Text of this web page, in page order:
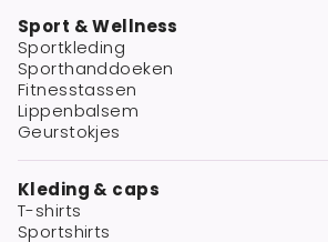
Sport & Wellness
Sportkleding
Sporthanddoeken
Fitnesstassen
Lippenbalsem
Geurstokjes
Kleding & caps
T-shirts
Sportshirts